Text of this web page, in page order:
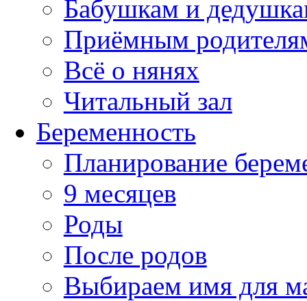
Бабушкам и
Приёмным
Всё о нянях
Читальный зал
Беременность
Планирование
9 месяцев
Роды
После родов
Выбираем имя для